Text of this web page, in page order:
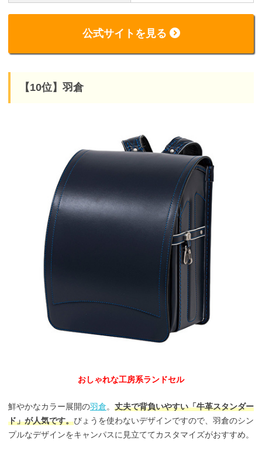
公式サイトを見る
【10位】羽倉
おしゃれな工房系ランドセル
鮮やかなカラー展開の羽倉。 丈夫で背負いやすい「牛革スタンダー
ド」が人気です。びょうを使わないデザインですので、羽倉のシン
プルなデザインをキャンパスに見立ててカスタマイズがおすすめ。